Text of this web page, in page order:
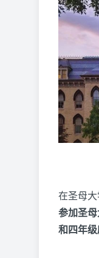
在圣母
参加圣
和四年